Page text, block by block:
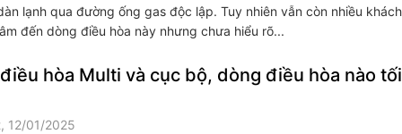
lạnh qua đường ống gas độc lập. Tuy nhiên vẫn còn nhiều
đến dòng điều hòa này nhưng chưa hiểu rõ...
hòa Multi và cục bộ, dòng điều hòa nào
12/01/2025